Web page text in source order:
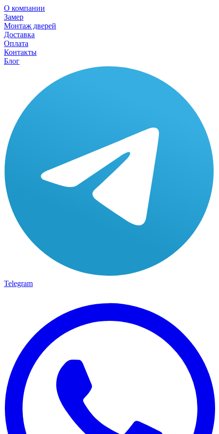
О компании
Замер
Монтаж дверей
Доставка
Оплата
Контакты
Блог
Telegram